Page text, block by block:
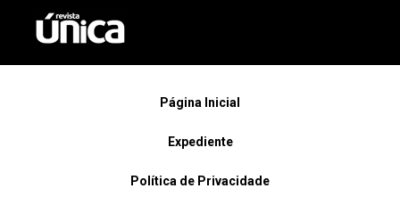
Página Inicial
Expediente
Política de Privacidade